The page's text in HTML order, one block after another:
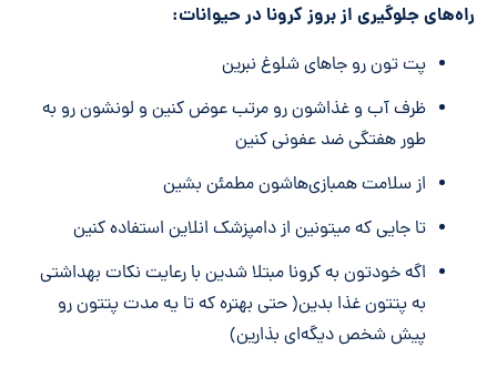
راه‌های جلوگیری از بروز کرونا در حیوانات:
پت تون رو جاهای شلوغ نبرین
ظرف آب و غذاشون رو مرتب عوض کنین و لونشون رو به
طور هفتگی ضد عفونی کنین
از سلامت همبازی‌هاشون مطمئن بشین
تا جایی که میتونین از دامپزشک انلاین استفاده کنین
اگه خودتون به کرونا مبتلا شدین با رعایت نکات بهداشتی
به پتتون غذا بدین( حتی بهتره که تا یه مدت پتتون رو
پیش شخص دیگه‌ای بذارین)